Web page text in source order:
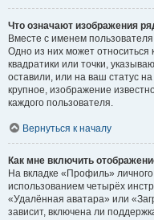
Что означают изображения
Вместе с именем
Одно из них может относиться
квадратики или точки,
оставили, или на ваш статус
крупное, изображение
каждого пользователя.
Вернуться к началу
Как мне включить
На вкладке «Профиль»
использованием четырёх
«Удалённая аватара» или
зависит, включена ли